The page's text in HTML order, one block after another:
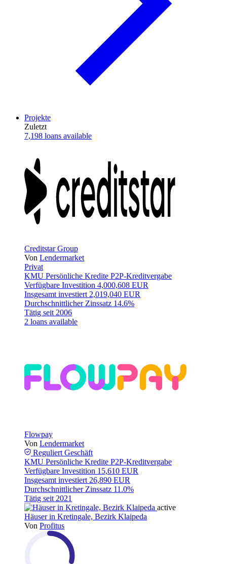
Projekte
Zuletzt
7,198 loans available
Creditstar Group
Von Lendermarket
Privat
KMU Persönliche Kredite P2P-Kreditvergabe
Verfügbare Investition 4,000,608 EUR
Insgesamt investiert 2,019,040 EUR
Durchschnittlicher Zinssatz 14.6%
Tätig seit 2006
2 loans available
Flowpay
Von Lendermarket
Reguliert Geschäft
KMU Persönliche Kredite P2P-Kreditvergabe
Verfügbare Investition 15,610 EUR
Insgesamt investiert 26,890 EUR
Durchschnittlicher Zinssatz 11.0%
Tätig seit 2021
active
Häuser in Kretingale, Bezirk Klaipeda
Von Profitus